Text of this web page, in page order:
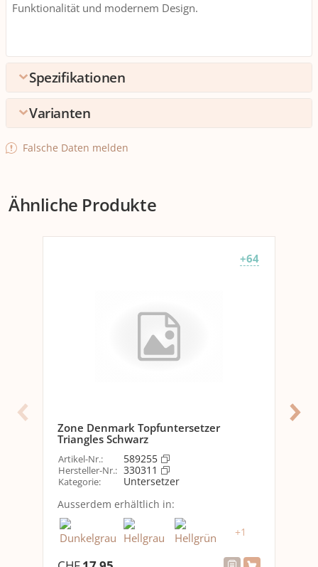
Funktionalität und modernem Design.
Spezifikationen
Umpack
n
Anwendung
Anwendungsbereich
Pfanne
Nein
1 Stück
Zusammenklappbar
Detailfarbe
Dunkelgrau
Abmessungen
0.9 cm
Varianten
+19 -18
Falsche Daten melden
Ähnliche Produkte
+64
Zone Denmark Topfuntersetzer
Triangles Schwarz
Artikel-Nr.: 589255
Hersteller-Nr.: 330311
Kategorie:
Untersetzer
Ausserdem erhältlich in:
+1